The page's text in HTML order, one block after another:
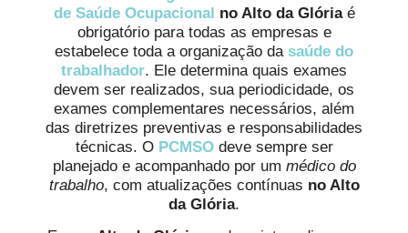
de Saúde Ocupacional no Alto da Glóriaé
obrigatório para todas as empresas e
estabelece toda a organização da saúde do
trabalhador. Ele determina quais exames
devem ser realizados, sua periodicidade, os
exames complementares necessários, além
das diretrizes preventivas e responsabilidades
técnicas. O PCMSO deve sempre ser
planejado e acompanhado por um médico do
trabalho, com atualizações contínuas no Alto
da Glória.